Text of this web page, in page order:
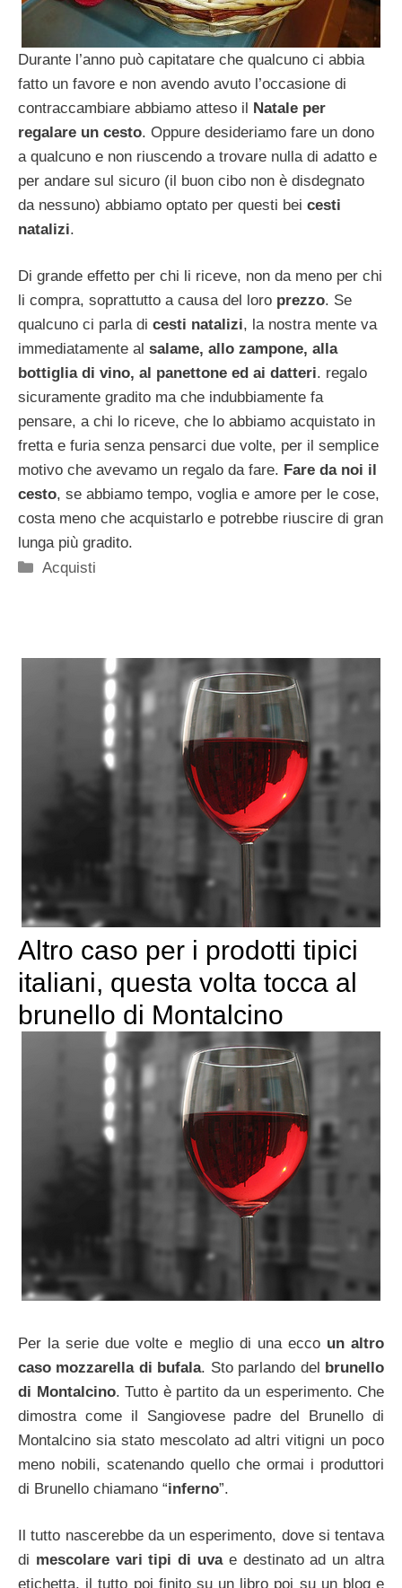
Durante l’anno può capitatare che qualcuno ci abbia
fatto un favore e non avendo avuto l’occasione di
contraccambiare abbiamo atteso il Natale per
regalare un cesto. Oppure desideriamo fare un dono
a qualcuno e non riuscendo a trovare nulla di adatto e
per andare sul sicuro (il buon cibo non è disdegnato
da nessuno) abbiamo optato per questi bei cesti
natalizi.
Di grande effetto per chi li riceve, non da meno per chi
li compra, soprattutto a causa del loro prezzo. Se
qualcuno ci parla di cesti natalizi, la nostra mente va
immediatamente al salame, allo zampone, alla
bottiglia di vino, al panettone ed ai datteri. regalo
sicuramente gradito ma che indubbiamente fa
pensare, a chi lo riceve, che lo abbiamo acquistato in
fretta e furia senza pensarci due volte, per il semplice
motivo che avevamo un regalo da fare. Fare da noi il
cesto, se abbiamo tempo, voglia e amore per le cose,
costa meno che acquistarlo e potrebbe riuscire di gran
lunga più gradito.
Categorie
Acquisti
Altro caso per i prodotti tipici
italiani, questa volta tocca al
brunello di Montalcino
Per la serie due volte e meglio di una eccoun altro
caso mozzarella di bufala. Sto parlando del brunello
di Montalcino. Tutto è partito da un esperimento. Che
dimostra come il Sangiovese padre del Brunello di
Montalcino sia stato mescolato ad altri vitigni un poco
meno nobili, scatenando quello che ormai i produttori
di Brunello chiamano “inferno”.
Il tutto nascerebbe da un esperimento, dove si tentava
di mescolare vari tipi di uvae destinato ad un altra
etichetta, il tutto poi finito su un libro poi su un blog e